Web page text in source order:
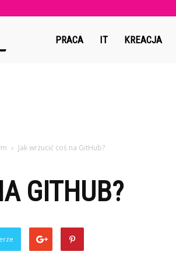
Copymedia.plPRACA IT KREACJA
Jak wrzucić coś na GitHub?
GITHUB?